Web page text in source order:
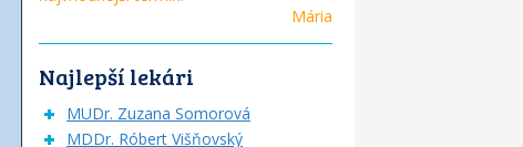
Mária
Najlepší lekári
MUDr. Zuzana Somorová
MDDr. Róbert Višňovský